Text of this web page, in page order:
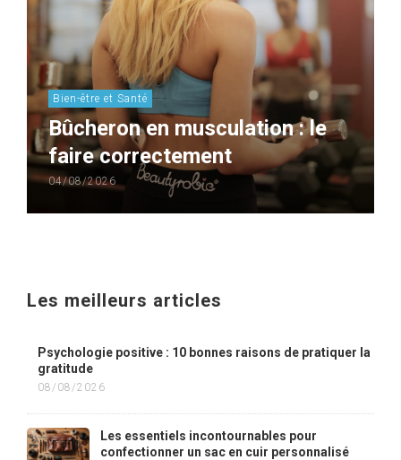
Bien-être et Santé
Bûcheron en musculation : le
faire correctement
04/08/2026
Les meilleurs articles
Psychologie positive : 10 bonnes raisons de pratiquer la
gratitude
08/08/2026
Les essentiels incontournables pour
confectionner un sac en cuir personnalisé